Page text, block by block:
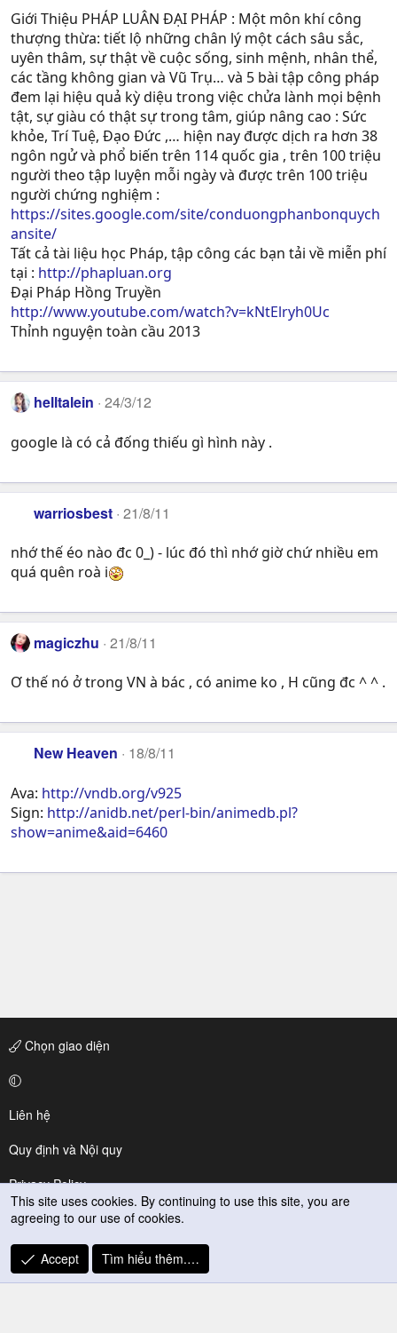
Giới Thiệu PHÁP LUÂN ĐẠI PHÁP : Một môn khí công
thượng thừa: tiết lộ những chân lý một cách sâu sắc,
uyên thâm, sự thật về cuộc sống, sinh mệnh, nhân thể,
các tầng không gian và Vũ Trụ… và 5 bài tập công pháp
đem lại hiệu quả kỳ diệu trong việc chửa lành mọi bệnh
tật, sự giàu có thật sự trong tâm, giúp nâng cao : Sức
khỏe, Trí Tuệ, Ðạo Ðức ,… hiện nay được dịch ra hơn 38
ngôn ngử và phổ biến trên 114 quốc gia , trên 100 triệu
người theo tập luyện mỗi ngày và được trên 100 triệu
người chứng nghiệm :
https://sites.google.com/site/conduongphanbonquych
ansite/
Tất cả tài liệu học Pháp, tập công các bạn tải về miễn phí
tại : http://phapluan.org
Đại Pháp Hồng Truyền
http://www.youtube.com/watch?v=kNtElryh0Uc
Thỉnh nguyện toàn cầu 2013
helltalein 24/3/12
google là có cả đống thiếu gì hình này .
warriosbest 21/8/11
nhớ thế éo nào đc 0_) - lúc đó thì nhớ giờ chứ nhiều em
quá quên roà i
magiczhu 21/8/11
Ơ thế nó ở trong VN à bác , có anime ko , H cũng đc ^ ^ .
New Heaven 18/8/11
Ava: http://vndb.org/v925
Sign: http://anidb.net/perl-bin/animedb.pl?
show=anime&aid=6460
Chọn giao diện
Liên hệ
Quy định và Nội quy
Privacy Policy
Trợ giúp
R
S
This site uses cookies. By continuing to use this site, you are
agreeing to our use of cookies.
Accept Tìm hiểu thêm.…